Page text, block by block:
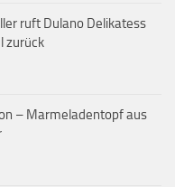
ruft Dulano Delikatess
zurück
– Marmeladentopf aus